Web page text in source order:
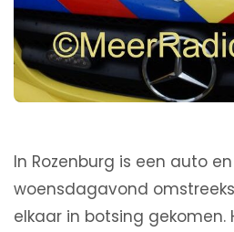
In Rozenburg is een auto
woensdagavond
elkaar in botsing gekomen.